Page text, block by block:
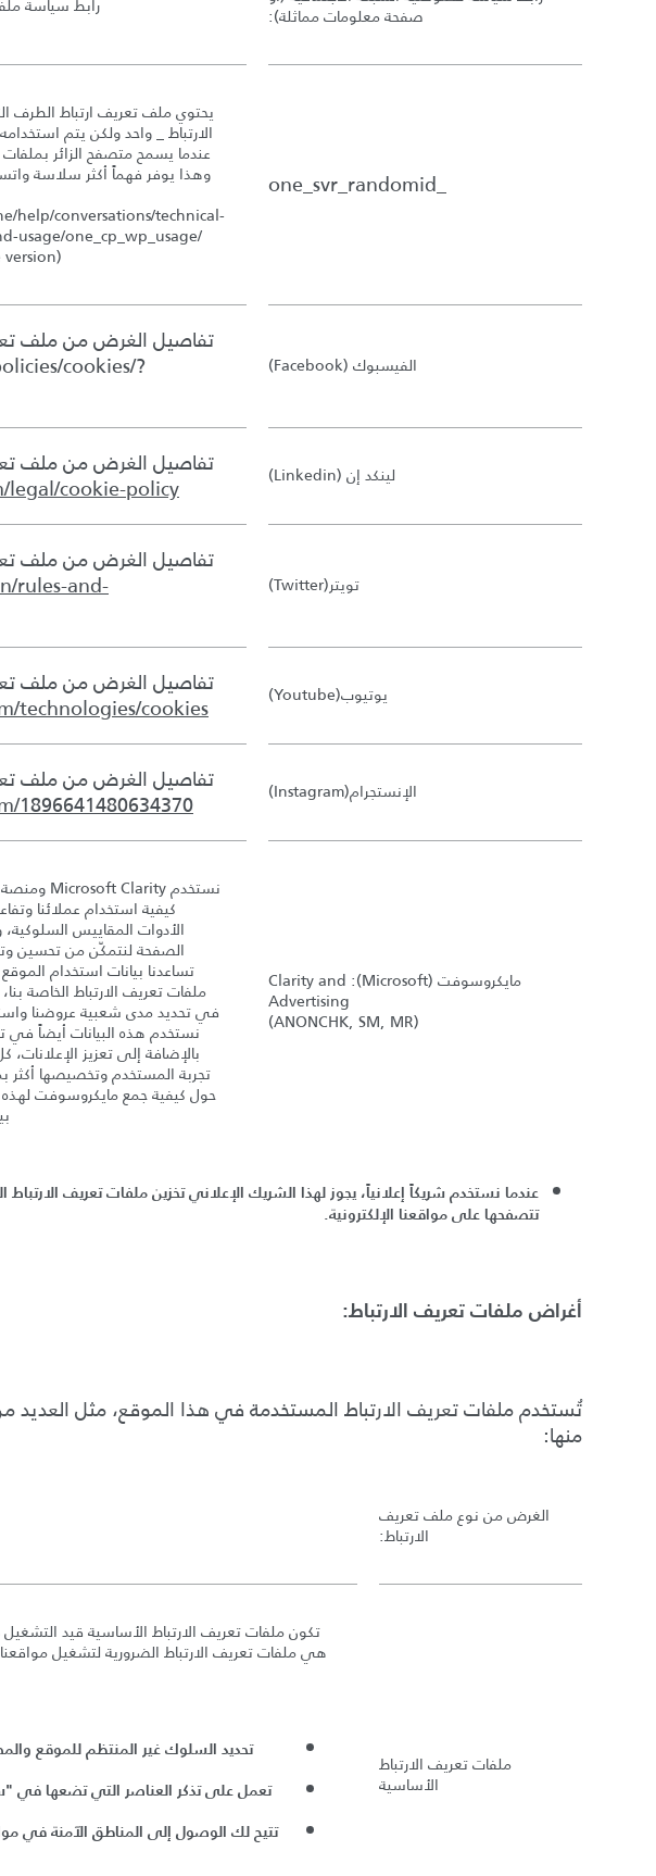
صفحة معلومات مماثلة): رابط سياسة
_one_svr_randomid
يحتوي ملف تعريف ارتباط
الارتباط _ واحد ولكن يتم
عندما يسمح متصفح الزائر بملفات
help/conversations/technical-
usage/one_cp_wp_usage/
الفيسبوك (Facebook)
تفاصيل الغرض من ملف
cookies/?
لينكد إن (Linkedin)
تفاصيل الغرض من ملف
cookie-policy
تويتر(Twitter)
تفاصيل الغرض من ملف
rules-and-
يوتيوب(Youtube)
تفاصيل الغرض من ملف
technologies/cookies
الإنستجرام(Instagram)
تفاصيل الغرض من ملف
1896641480634370
مايكروسوفت
(Microsoft): Clarity and
Advertising
(ANONCHK, SM, MR)
كيفية استخدام عملائنا
الأدوات المقاييس السلوكية،
الصفحة لنتمكّن من تحسين
تساعدنا بيانات استخدام
ملفات تعريف الارتباط الخاصة
في تحديد مدى شعبية عروضنا
نستخدم هذه البيانات أيضاً في
بالإضافة إلى تعزيز
تجربة المستخدم وتخصيصها أكثر
حول كيفية جمع مايكروسوفت لهذه
عندما نستخدم شريكاً إعلانياً، يجوز لهذا الشريك الإعلاني تخزين ملفات تعريف الارتباط
تتصفحها على مواقعنا الإلكترونية.
أغراض ملفات تعريف الارتباط:
تُستخدم ملفات تعريف الارتباط المستخدمة في هذا الموقع، مثل
منها:
الغرض من نوع ملف تعريف
الارتباط:
ملفات تعريف الارتباط
الأساسية
تكون ملفات تعريف الارتباط الأساسية قيد
هي ملفات تعريف الارتباط الضرورية لتشغيل مواقعنا
تحديد السلوك غير المنتظم للموقع
تعمل على تذكر العناصر التي تضعها في "
تتيح لك الوصول إلى المناطق الآمنة في